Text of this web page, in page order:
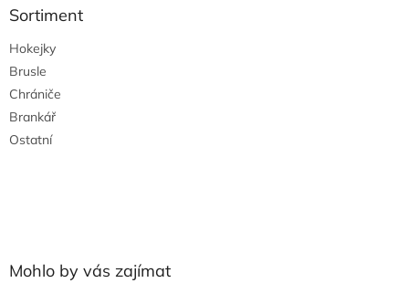
Sortiment
Hokejky
Brusle
Chrániče
Brankář
Ostatní
Mohlo by vás zajímat